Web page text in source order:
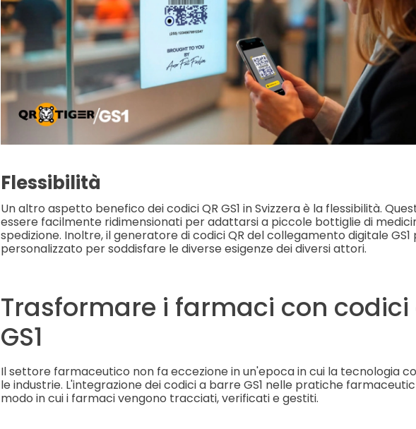
Flessibilità
Un altro aspetto benefico dei codici QR GS1 in Svizzera è la flessibilità.
essere facilmente ridimensionati per adattarsi a piccole bottiglie di
spedizione. Inoltre, il generatore di codici QR del collegamento digitale
personalizzato per soddisfare le diverse esigenze dei diversi attori.
Trasformare i farmaci con
GS1
Il settore farmaceutico non fa eccezione in un'epoca in cui la tecnologia
le industrie. L'integrazione dei codici a barre GS1 nelle pratiche
modo in cui i farmaci vengono tracciati, verificati e gestiti.